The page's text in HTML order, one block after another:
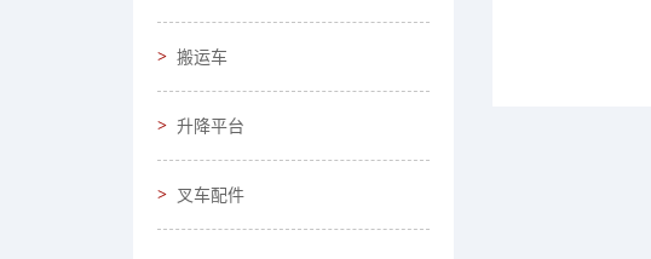
搬运车
升降平台
叉车配件